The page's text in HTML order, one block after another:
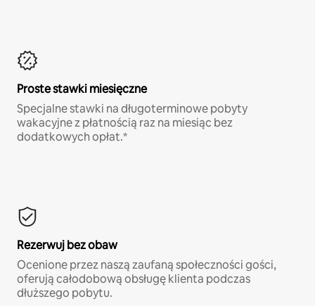
Proste stawki miesięczne
Specjalne stawki na długoterminowe pobyty
wakacyjne z płatnością raz na miesiąc bez
dodatkowych opłat.*
Rezerwuj bez obaw
Ocenione przez naszą zaufaną społeczności gości,
oferują całodobową obsługę klienta podczas
dłuższego pobytu.